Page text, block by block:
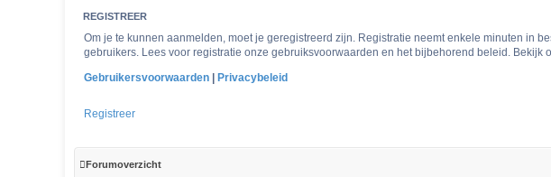
REGISTREER
Om je te kunnen aanmelden, moet je geregistreerd zijn. Registratie neemt enkele minuten in
gebruikers. Lees voor registratie onze gebruiksvoorwaarden en het bijbehorend beleid. Bekijk
Gebruikersvoorwaarden | Privacybeleid
Registreer
Forumoverzicht